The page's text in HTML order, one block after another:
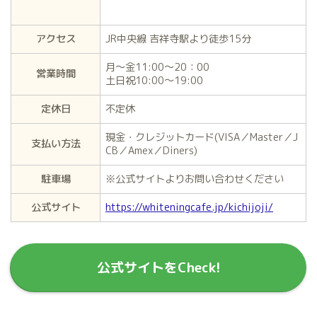
アクセス JR中央線 吉祥寺駅より徒歩15分
営業時間
月～金11:00～20：00
土日祝10:00～19:00
定休日
不定休
支払い方法
現金・クレジットカード(VISA／Master／J
CB／Amex／Diners)
駐車場
※公式サイトよりお問い合わせください
公式サイト
https://whiteningcafe.jp/kichijoji/
公式サイトをCheck!